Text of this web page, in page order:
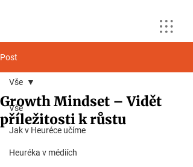
Post
Vše
Jak v Heuréce učíme
Heuréka v médiích
Vše
Growth Mindset – Vidět
příležitosti k růstu